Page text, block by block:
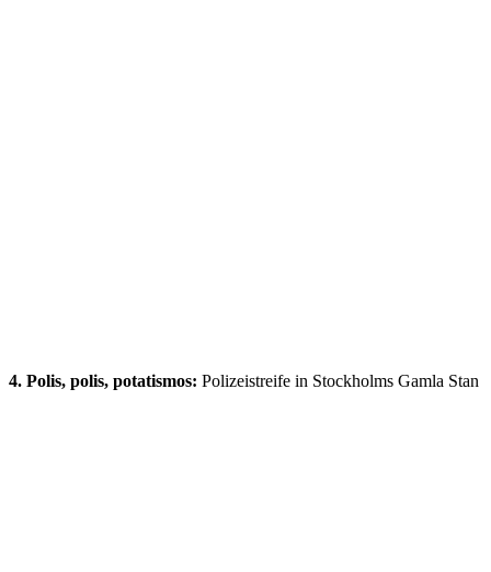
4. Polis, polis, potatismos: Polizeistreife in Stockholms Gamla Stan